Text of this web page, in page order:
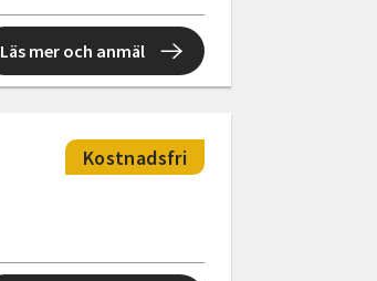
Läs mer och anmäl
Kostnadsfri